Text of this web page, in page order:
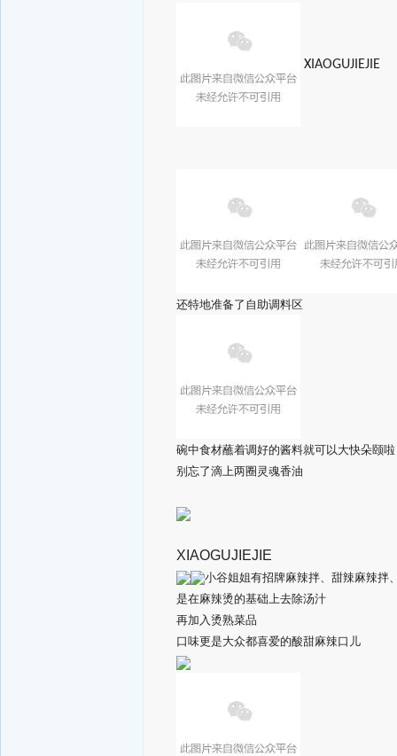
XIAOGUJIEJIE
还特地准备了自助调料区
碗中食材蘸着调好的酱料就可以大快朵颐啦
别忘了滴上两圈灵魂香油
XIAOGUJIEJIE
小谷姐姐有招牌麻辣拌、甜辣麻辣拌
是在麻辣烫的基础上去除汤汁
再加入烫熟菜品
口味更是大众都喜爱的酸甜麻辣口儿